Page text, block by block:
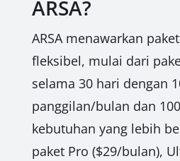
ARSA?
ARSA menawarkan
fleksibel, mulai dari
selama 30 hari dengan
panggilan/bulan dan
kebutuhan yang lebih
paket Pro ($29/bulan),